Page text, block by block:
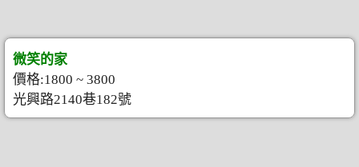
微笑的家
價格:1800 ~ 3800
光興路2140巷182號